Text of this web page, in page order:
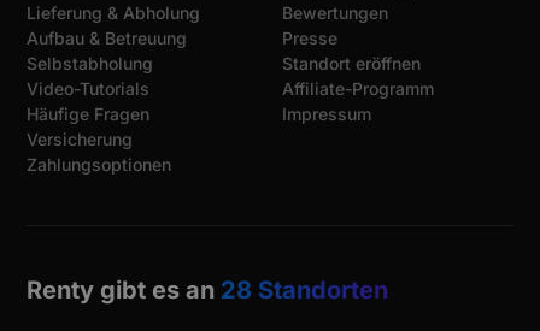
Lieferung & Abholung
Aufbau & Betreuung
Selbstabholung
Video-Tutorials
Häufige Fragen
Versicherung
Zahlungsoptionen
Bewertungen
Presse
Standort eröffnen
Affiliate-Programm
Impressum
Renty gibt es an 28 Standorten